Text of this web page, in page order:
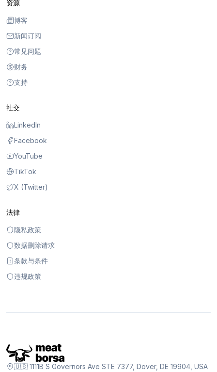
资源
博客
新闻订阅
常见问题
财务
支持
社交
LinkedIn
Facebook
YouTube
TikTok
X (Twitter)
法律
隐私政策
数据删除请求
条款与条件
违规政策
🇺🇸 1111B S Governors Ave STE 7377, Dover, DE 19904, USA